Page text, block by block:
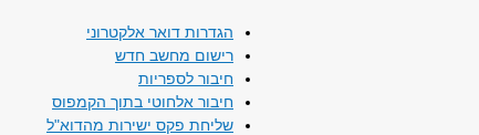
הגדרות דואר אלקטרוני
רישום מחשב חדש
חיבור לספריות
חיבור אלחוטי בתוך הקמפוס
שליחת פקס ישירות מהדוא"ל